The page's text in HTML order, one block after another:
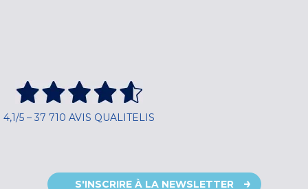
4,1/5 – 37 710 AVIS QUALITELIS
S'INSCRIRE À LA NEWSLETTER